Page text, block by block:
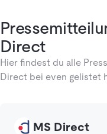
Direct
Hier findest du alle
Direct bei even gelistet
MS Direct